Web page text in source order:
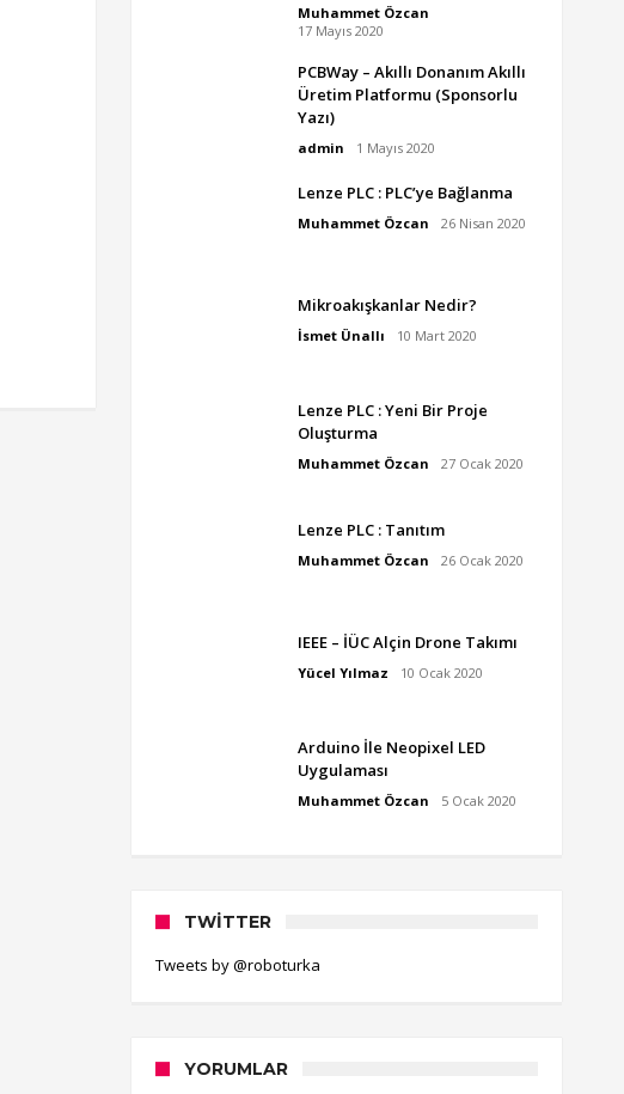
Muhammet Özcan
17 Mayıs 2020
PCBWay – Akıllı Donanım Akıllı
Üretim Platformu (Sponsorlu
Yazı)
admin 1 Mayıs 2020
Lenze PLC : PLC’ye Bağlanma
Muhammet Özcan 26 Nisan 2020
Mikroakışkanlar Nedir?
İsmet Ünallı 10 Mart 2020
Lenze PLC : Yeni Bir Proje
Oluşturma
Muhammet Özcan 27 Ocak 2020
Lenze PLC : Tanıtım
Muhammet Özcan 26 Ocak 2020
IEEE – İÜC Alçin Drone Takımı
Yücel Yılmaz 10 Ocak 2020
Arduino İle Neopixel LED
Uygulaması
Muhammet Özcan 5 Ocak 2020
TWITTER
Tweets by @roboturka
YORUMLAR